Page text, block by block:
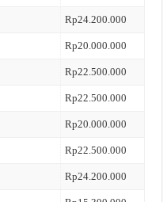
Rp24.200.000
Rp20.000.000
Rp22.500.000
Rp22.500.000
Rp20.000.000
Rp22.500.000
Rp24.200.000